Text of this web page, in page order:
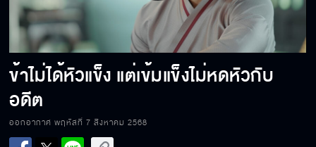
Video
ข้าไม่ได้หัวแข็ง แต่เข้มแข็งไม่หดหัวกับ
อดีต
ออกอากาศ พฤหัสที่ 7 สิงหาคม 2568
แค่พี่ได้คิดว่าจะเข้าหอร่างกายมันก็
กระชุ่มกระชวย
เป็นเมียทหารต้องมองเขาออกไปรบ มันทรมานใจ